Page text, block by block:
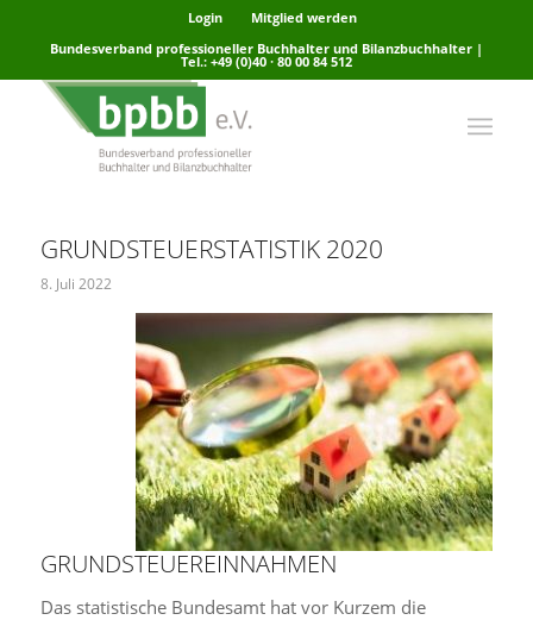
Login
Mitglied werden
Bundesverband professioneller Buchhalter und Bilanzbuchhalter |
Tel.: +49 (0)40 · 80 00 84 512
GRUNDSTEUERSTATISTIK 2020
8. Juli 2022
GRUNDSTEUEREINNAHMEN
Das statistische Bundesamt hat vor Kurzem die